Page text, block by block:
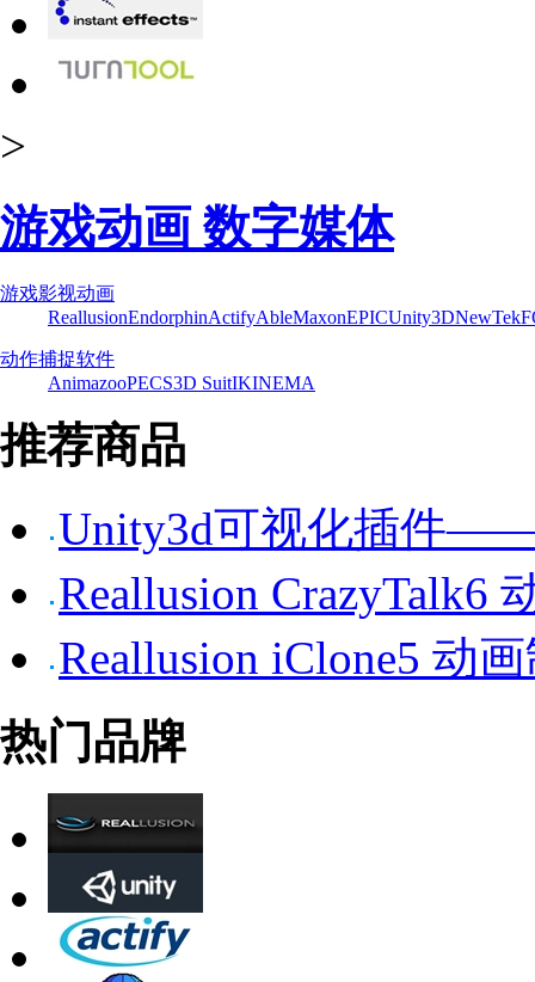
>
游戏动画 数字媒体
游戏影视动画
ReallusionEndorphinActifyAbleMaxonEPICUnity3DNewTek
动作捕捉软件
AnimazooPECS3D SuitIKINEMA
推荐商品
Unity3d可视化插件
Reallusion CrazyTalk6
Reallusion iClone5 动
热门品牌